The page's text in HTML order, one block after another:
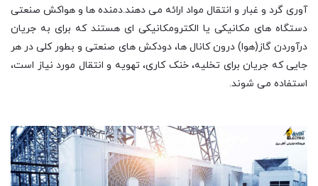
آوری گرد و غبار و انتقال مواد ارائه می دهند.دمنده ها و هواکش صنعتی
دستگاه های مکانیکی یا الکترومکانیکی ای هستند که برای به جریان
درآوردن گاز(هوا) درون کانال ها، دودکش های صنعتی و بطور کلی در هر
جایی که جریان برای تخلیه، خنک کاری، تهویه و انتقال مورد نیاز است،
استفاده می شوند.